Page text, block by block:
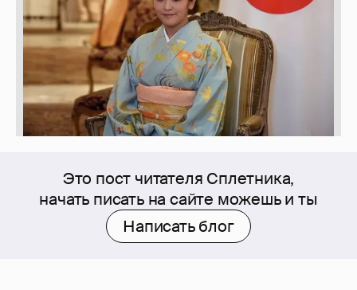
Это пост читателя Сплетника,
начать писать на сайте можешь и ты
Написать блог